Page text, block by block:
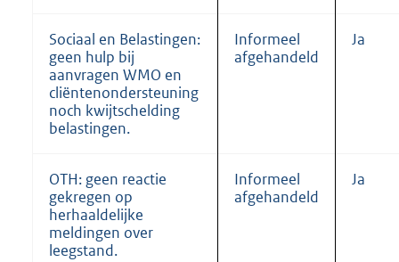
Sociaal en Belastingen:
geen hulp bij
aanvragen WMO en
cliëntenondersteuning
noch kwijtschelding
belastingen.
Informeel
afgehandeld
Ja
OTH: geen reactie
gekregen op
herhaaldelijke
meldingen over
leegstand.
Informeel
afgehandeld
Ja